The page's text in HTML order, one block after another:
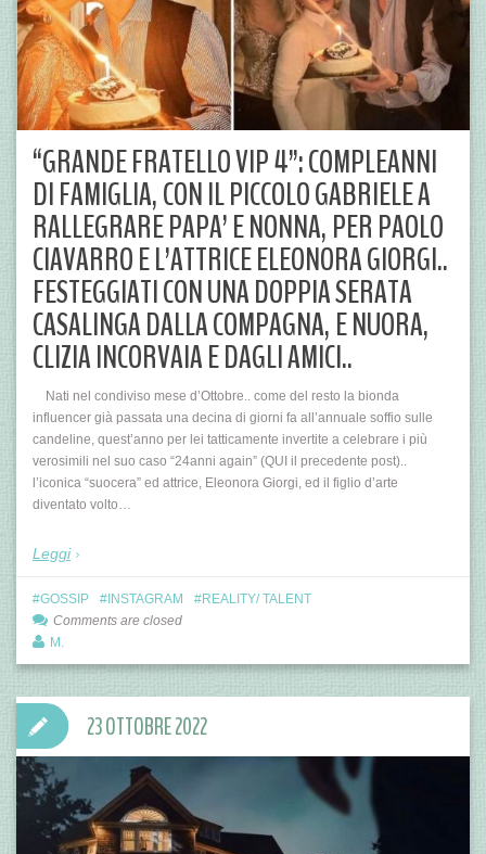
“GRANDE FRATELLO VIP 4”: COMPLEANNI
DI FAMIGLIA, CON IL PICCOLO GABRIELE A
RALLEGRARE PAPA’ E NONNA, PER PAOLO
CIAVARRO E L’ATTRICE ELEONORA GIORGI..
FESTEGGIATI CON UNA DOPPIA SERATA
CASALINGA DALLA COMPAGNA, E NUORA,
CLIZIA INCORVAIA E DAGLI AMICI..
Nati nel condiviso mese d’Ottobre.. come del resto la bionda
influencer già passata una decina di giorni fa all’annuale soffio sulle
candeline, quest’anno per lei tatticamente invertite a celebrare i più
verosimili nel suo caso “24anni again” (QUI il precedente post)..
l’iconica “suocera” ed attrice, Eleonora Giorgi, ed il figlio d’arte
diventato volto…
Leggi
GOSSIP INSTAGRAM
REALITY/ TALENT
Comments are closed
M.
23 OTTOBRE 2022